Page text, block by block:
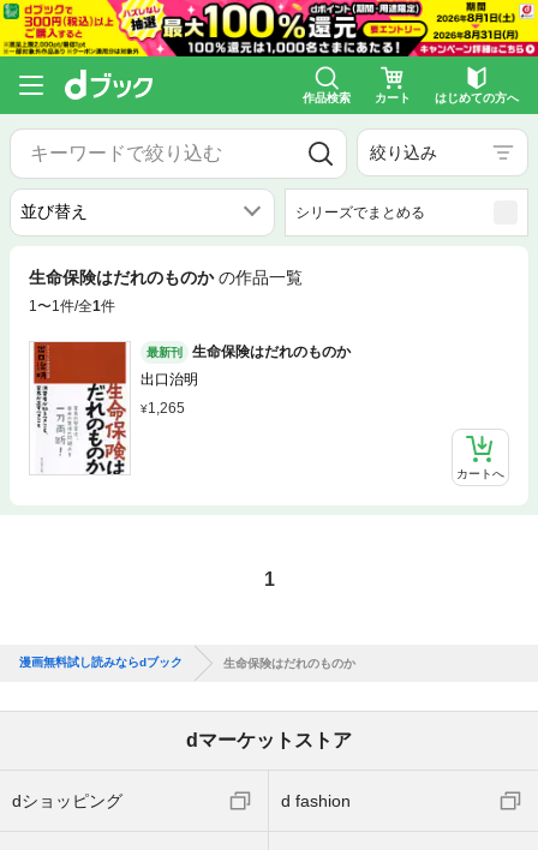
作品検索 カート はじめての方へ
絞り込み
シリーズでまとめる
生命保険はだれのものか の作品一覧
1〜1件/全1件
最新刊
生命保険はだれのものか
出口治明
1,265
カートへ
1
漫画無料試し読みならdブック 生命保険はだれのものか
dマーケットストア
dショッピング d fashion